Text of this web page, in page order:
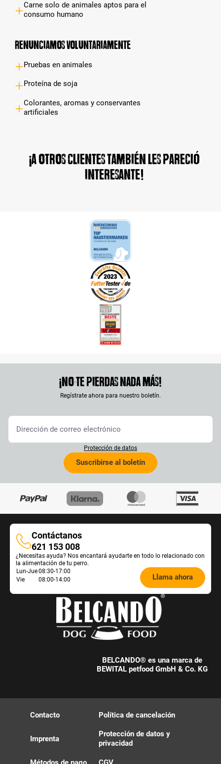
Carne solo de animales aptos para el
consumo humano
Renunciamos voluntariamente
Pruebas en animales
Proteína de soja
Colorantes, aromas y conservantes
artificiales
¡A otros clientes también les pareció
interesante!
¡No te pierdas nada más!
Regístrate ahora para nuestro boletín.
Protección de datos
Suscribirse al boletín
Contáctanos
Contáctanos
621 153 008
¿Necesitas ayuda? Nos encantará ayudarte en todo lo relacionado con
la alimentación de tu perro.
Öffnungszeiten
Futterberatung:
Lun-Jue08:30-17:00
Vie
08:00-14:00 Llama ahora
BELCANDO® es una marca de
BEWITAL petfood GmbH & Co. KG
Contacto
Imprenta
Política de cancelación
Protección de datos y
privacidad